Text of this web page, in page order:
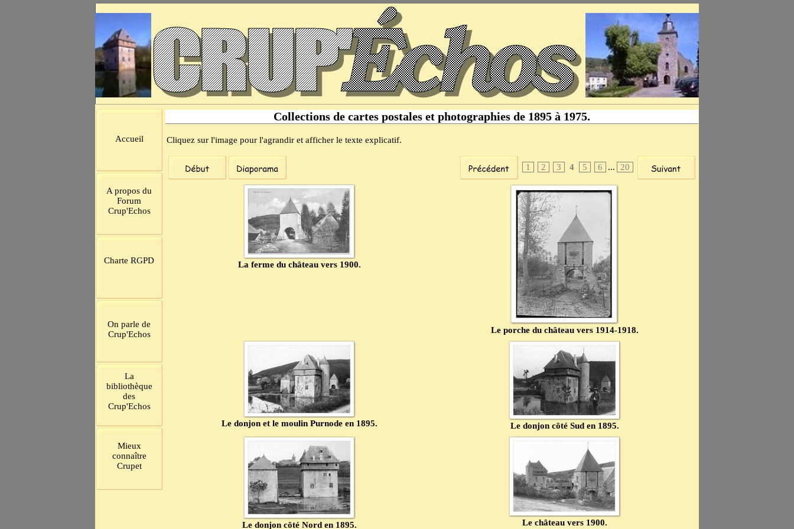
Accueil
A propos du
Forum
Crup'Echos
Charte RGPD
On parle de
Crup'Echos
La
bibliothèque
des
Crup'Echos
Mieux
connaître
Crupet
Collections de cartes postales et photographies de 1895 à 1975.
Cliquez sur l'image pour l'agrandir et afficher le texte explicatif.
1 2 3 4 5 6 ... 20
La ferme du château vers 1900.
Le porche du château vers 1914-1918.
Le donjon et le moulin Purnode en 1895. Le donjon côté Sud en 1895.
Le donjon côté Nord en 1895. Le château vers 1900.